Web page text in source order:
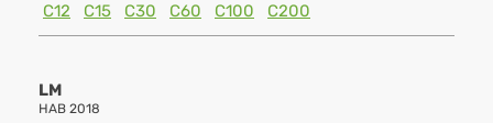
C12
C15 C30 C60 C100 C200
LM
HAB 2018